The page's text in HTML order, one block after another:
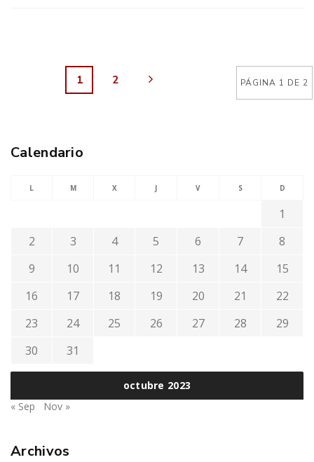
PÁGINA 1 DE 2
1 2
Calendario
octubre 2023
L M X J V S D
1
2
3 4 5 6 7
8
9
10 11 12 13 14
15
16
17 18 19 20 21
22
23
24 25 26 27 28
29
30
31
« Sep Nov »
Archivos